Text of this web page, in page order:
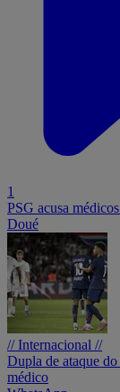
1
PSG acusa
Doué
// Internacional //
Dupla de ataque
médico